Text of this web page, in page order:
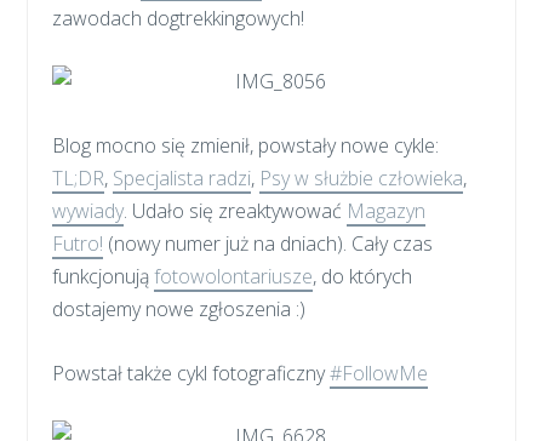
zawodach dogtrekkingowych!
Blog mocno się zmienił, powstały nowe cykle:
TL;DR, Specjalista radzi, Psy w służbie człowieka,
wywiady. Udało się zreaktywować Magazyn
Futro! (nowy numer już na dniach). Cały czas
funkcjonująfotowolontariusze, do których
dostajemy nowe zgłoszenia :)
Powstał także cykl fotograficzny#FollowMe